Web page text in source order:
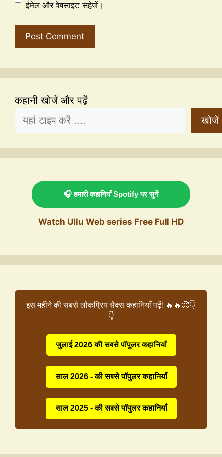
ईमेल और वेबसाइट सहेजें।
कहानी खोजें और पढ़ें
खोजें
🎧 हमारी कहानियाँ Spotify पर सुनें
Watch Ullu Web series Free Full HD
इस महीने की सबसे लोकप्रिय सेक्स कहानियाँ पढ़ें! 🔥🔥🥵👇
👇
जुलाई 2026 की सबसे पॉपुलर कहानियाँ
साल 2026 - की सबसे पॉपुलर कहानियाँ
साल 2025 - की सबसे पॉपुलर कहानियाँ